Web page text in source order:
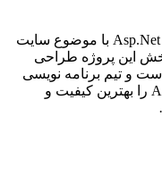
دانشجویان زیادی درخواست انجام پروژه Asp.Net با موضوع سایت
این پروژه طراحی
و تیم برنامه نویسی
سایت سعی دارد انجام پروژه های Asp.Net را بهترین کیفیت و